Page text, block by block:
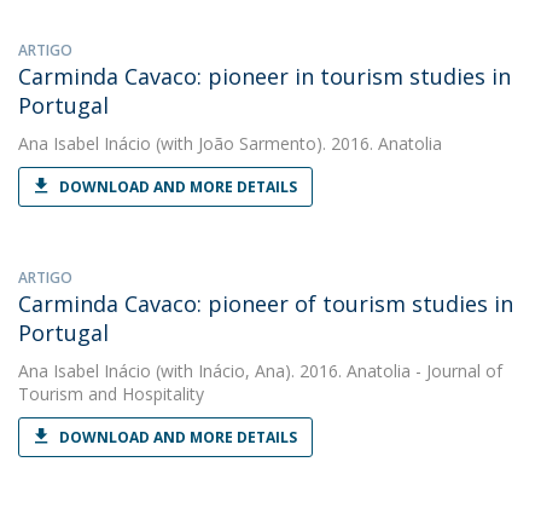
ARTIGO
Carminda Cavaco: pioneer in tourism studies in
Portugal
Ana Isabel Inácio (with João Sarmento). 2016. Anatolia
DOWNLOAD AND MORE DETAILS
ARTIGO
Carminda Cavaco: pioneer of tourism studies in
Portugal
Ana Isabel Inácio (with Inácio, Ana). 2016. Anatolia - Journal of
Tourism and Hospitality
DOWNLOAD AND MORE DETAILS